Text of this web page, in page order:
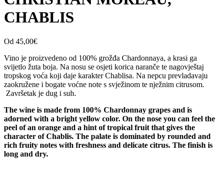
CHABLIS
Od 45,00€
Vino je proizvedeno od 100% grožđa Chardonnaya, a krasi ga
svijetlo žuta boja. Na nosu se osjeti korica naranče te nagovještaj
tropskog voća koji daje karakter Chablisa. Na nepcu prevladavaju
zaokružene i bogate voćne note s svježinom te nježnim citrusom.
Završetak je dug i suh.
The wine is made from 100% Chardonnay grapes and is
adorned with a bright yellow color. On the nose you can feel the
peel of an orange and a hint of tropical fruit that gives the
character of Chablis. The palate is dominated by rounded and
rich fruity notes with freshness and delicate citrus. The finish is
long and dry.